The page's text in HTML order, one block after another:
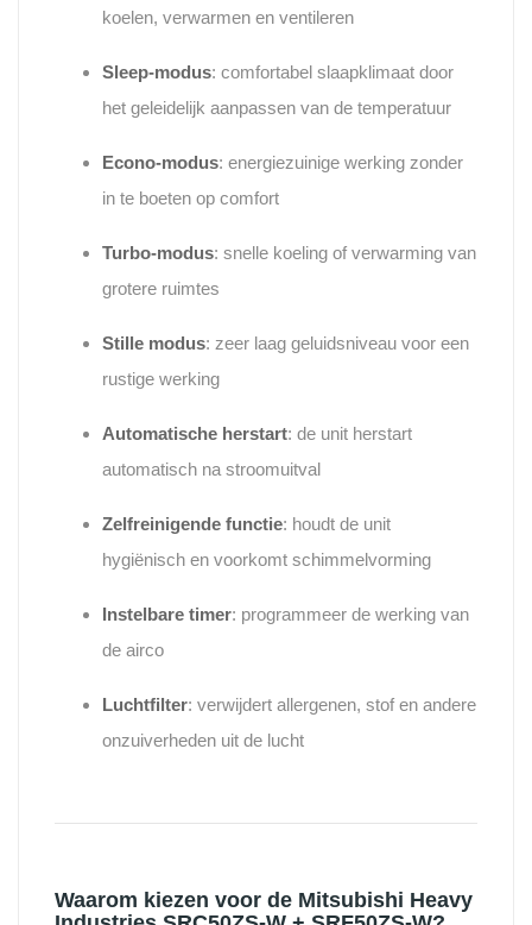
koelen, verwarmen en ventileren
Sleep-modus: comfortabel slaapklimaat door
het geleidelijk aanpassen van de temperatuur
Econo-modus: energiezuinige werking zonder
in te boeten op comfort
Turbo-modus: snelle koeling of verwarming van
grotere ruimtes
Stille modus: zeer laag geluidsniveau voor een
rustige werking
Automatische herstart: de unit herstart
automatisch na stroomuitval
Zelfreinigende functie: houdt de unit
hygiënisch en voorkomt schimmelvorming
Instelbare timer: programmeer de werking van
de airco
Luchtfilter: verwijdert allergenen, stof en andere
onzuiverheden uit de lucht
Waarom kiezen voor de Mitsubishi Heavy